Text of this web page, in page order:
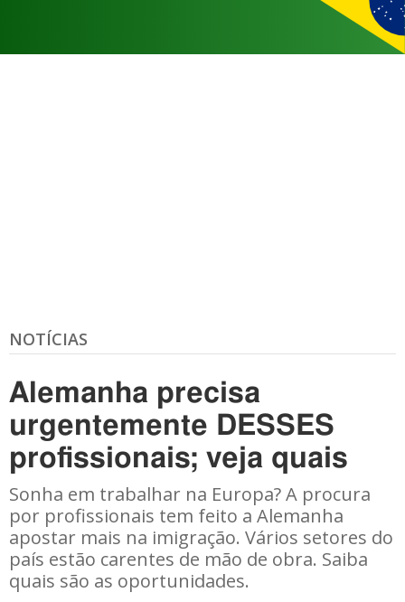
NOTÍCIAS
Alemanha precisa
urgentemente DESSES
profissionais; veja quais
Sonha em trabalhar na Europa? A procura
por profissionais tem feito a Alemanha
apostar mais na imigração. Vários setores do
país estão carentes de mão de obra. Saiba
quais são as oportunidades.